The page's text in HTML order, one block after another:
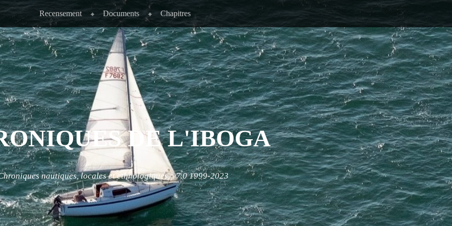
Recensement Documents Chapitres
DE L'IBOGA
nautiques, locales et ethnologiques. v7.0 1999-2023